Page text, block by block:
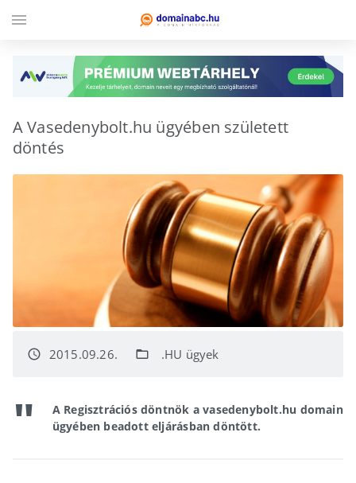
A Vasedenybolt.hu ügyében született
döntés
access_time 2015.09.26. folder_open .HU ügyek
A Regisztrációs döntnök a vasedenybolt.hu domain
ügyében beadott eljárásban döntött.
menu